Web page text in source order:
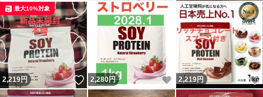
2,219円 いいね！
最大10%対象
2,280円 いいね！
2,219円